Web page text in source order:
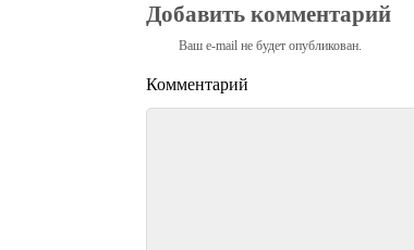
Добавить комментарий
Ваш e-mail не будет опубликован.
Комментарий